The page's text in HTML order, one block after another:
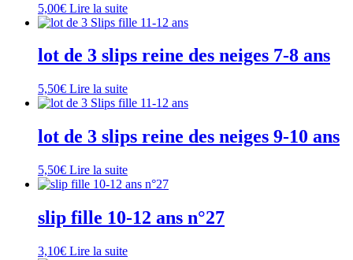
5,00€ Lire la suite
lot de 3 slips reine des neiges 7-8 ans
5,50€ Lire la suite
lot de 3 slips reine des neiges 9-10 ans
5,50€ Lire la suite
slip fille 10-12 ans n°27
3,10€ Lire la suite